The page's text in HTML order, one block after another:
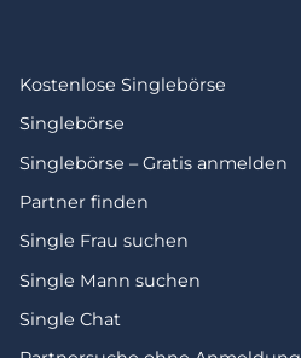
Kostenlose Singlebörse
Singlebörse
Singlebörse – Gratis anmelden
Partner finden
Single Frau suchen
Single Mann suchen
Single Chat